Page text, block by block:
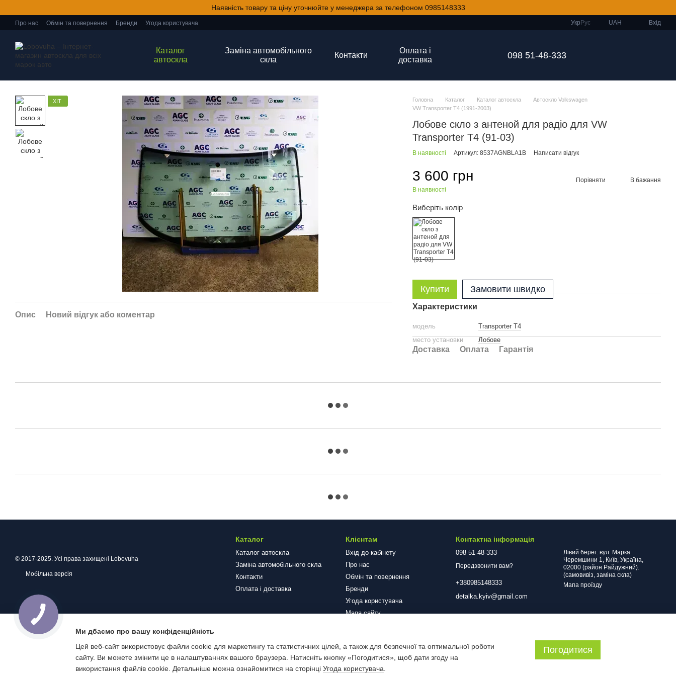
Наявність товару та ціну уточнюйте у менеджера за телефоном 0985148333
Про нас Обмін та повернення Бренди Угода користувача Укр Рус UAH Вхід
Каталог
автоскла
Заміна автомобільного
скла
Контакти
Оплата і
доставка
098 51-48-333
ХІТ
Опис Новий відгук або коментар
Головна Каталог Каталог автоскла
Автоскло Volkswagen
VW Transporter T4 (1991-2003)
Лобове скло з антеной для радіо для VW
Transporter T4 (91-03)
В наявності Артикул: 8537AGNBLA1B Написати відгук
3 600 грн
В наявності
Порівняти В бажання
Виберіть колір
Купити Замовити швидко
Характеристики
модель
Transporter T4
место установки
Лобове
Доставка Оплата Гарантія
© 2017-2025. Усі права захищені Lobovuha
Мобільна версія
Каталог
Каталог автоскла
Заміна автомобільного скла
Контакти
Оплата і доставка
Клієнтам
Вхід до кабінету
Про нас
Обмін та повернення
Бренди
Угода користувача
Мапа сайту
Контактна інформація
098 51-48-333
Передзвонити вам?
+380985148333
detalka.kyiv@gmail.com
Лівий берег: вул. Марка
Черемшини 1, Київ, Україна,
02000 (район Райдужний).
(самовивіз, заміна скла)
Мапа проїзду
Ми дбаємо про вашу конфіденційність
Цей веб-сайт використовує файли cookie для маркетингу та статистичних цілей, а також для безпечної та оптимальної роботи
сайту. Ви можете змінити це в налаштуваннях вашого браузера. Натисніть кнопку «Погодитися», щоб дати згоду на
використання файлів cookie. Детальніше можна ознайомитися на сторінці Угода користувача
Погодитися